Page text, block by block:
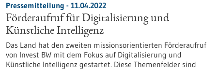
Pressemitteilung - 11.04.2022
Förderaufruf für Digitalisierung und
Künstliche Intelligenz
Das Land hat den zweiten missionsorientierten Förderaufruf
von Invest BW mit dem Fokus auf Digitalisierung und
Künstliche Intelligenz gestartet. Diese Themenfelder sind